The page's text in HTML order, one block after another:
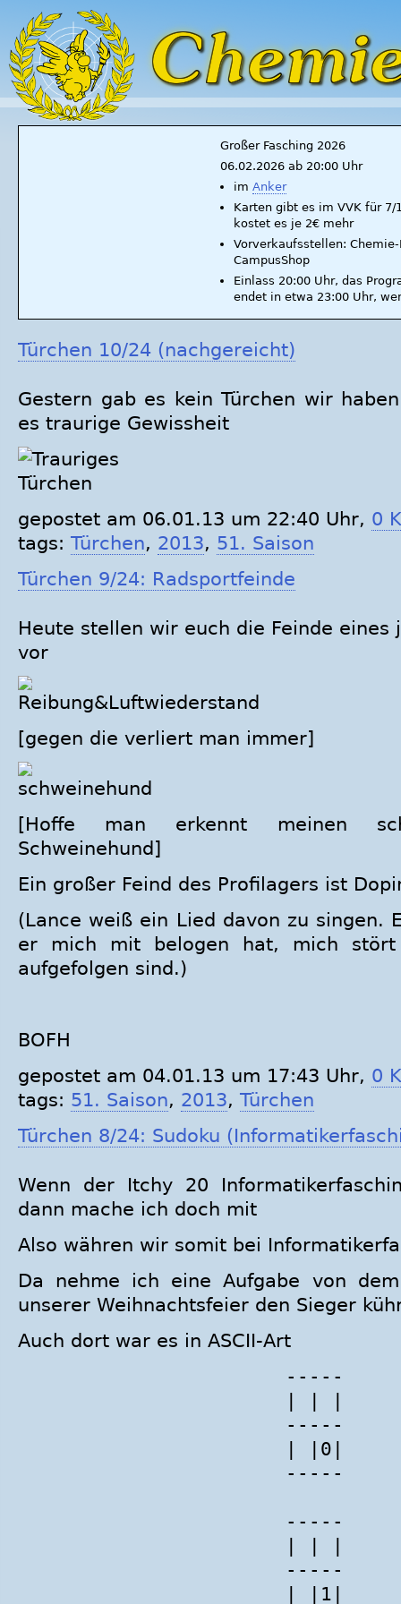
Großer Fasching 2026
06.02.2026 ab 20:00 Uhr
im Anker
Karten gibt es im VVK für 7/
kostet es je 2€ mehr
Vorverkaufsstellen:
CampusShop
Einlass 20:00 Uhr, das
endet in etwa 23:00 Uhr,
Türchen 10/24 (nachgereicht)
Gestern gab es kein Türchen wir
es traurige Gewissheit
gepostet am 06.01.13 um 22:40 Uhr, 0
tags: Türchen, 2013, 51. Saison
Türchen 9/24: Radsportfeinde
Heute stellen wir euch die Feinde eines
vor
[gegen die verliert man immer]
[Hoffe man erkennt meinen
Schweinehund]
Ein großer Feind des Profilagers ist
(Lance weiß ein Lied davon zu singen.
er mich mit belogen hat, mich
aufgefolgen sind.)
BOFH
gepostet am 04.01.13 um 17:43 Uhr, 0
tags: 51. Saison, 2013, Türchen
Türchen 8/24: Sudoku
Wenn der Itchy 20
dann mache ich doch mit
Also währen wir somit bei
Da nehme ich eine Aufgabe von
unserer Weihnachtsfeier den Sieger
Auch dort war es in ASCII-Art
-----
| | |
-----
| |0|
-----
-----
| | |
-----
| |1|